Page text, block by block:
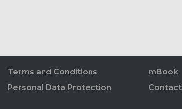
Terms and Conditions
Personal Data Protection
mBook
Contact